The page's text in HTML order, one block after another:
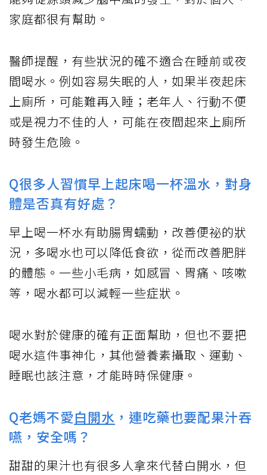
家庭都很有幫助。
醫師提醒，有些狀況的確不適合在睡前或夜
間喝水。例如容易失眠的人，如果半夜起床
上廁所，可能難再入睡；老年人、行動不便
或是視力不佳的人，可能在夜間起來上廁所
時發生危險。
Q很多人習慣早上起床喝一杯溫水，對身
體是否真有好處？
早上喝一杯水有助腸胃蠕動，改善便祕的狀
況，多喝水也可以降低食欲，從而改善肥胖
的體態。一些小毛病，如感冒、胃痛、咳嗽
等，喝水都可以減輕一些症狀。
喝水對於健康的確有正面幫助，但也不要把
喝水這件事神化，其他營養素攝取、運動、
睡眠也該注意，才能時時保健康。
Q老媽不愛白開水 ，連吃藥也要配果汁吞
嚥，安全嗎？
甜甜的果汁也有很多人拿來代替白開水，但